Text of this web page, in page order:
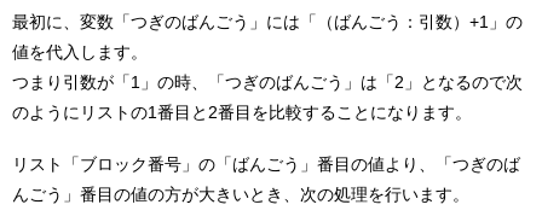
最初に、変数「つぎのばんごう」には「（ばんごう：引数）+1」の
値を代入します。
つまり引数が「1」の時、「つぎのばんごう」は「2」となるので次
のようにリストの1番目と2番目を比較することになります。
リスト「ブロック番号」の「ばんごう」番目の値より、「つぎのば
んごう」番目の値の方が大きいとき、次の処理を行います。